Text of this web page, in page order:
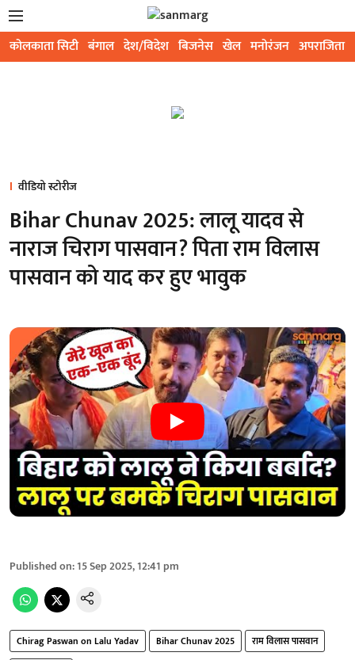
कोलकाता सिटी बंगाल देश/विदेश बिजनेस खेल मनोरंजन अपराजिता
वीडियो स्टोरीज
Bihar Chunav 2025: लालू यादव से
नाराज चिराग पासवान? पिता राम विलास
पासवान को याद कर हुए भावुक
Published on:15 Sep 2025, 12:41 pm
Chirag Paswan on Lalu Yadav Bihar Chunav 2025
राम विलास पासवान